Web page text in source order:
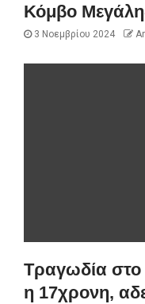
Κόμβο
3 Νοεμβρίου 2024
Τραγωδία στο
η 17χρονη,